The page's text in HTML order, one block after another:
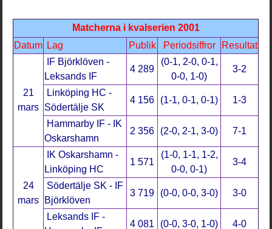
Matcherna i kvalserien 2001
Datum Lag Publik Periodsiffror Resultat
21
mars
IF Björklöven -
Leksands IF
4 289
(0-1, 2-0, 0-1,
0-0, 1-0)
3-2
Linköping HC -
Södertälje SK
4 156 (1-1, 0-1, 0-1) 1-3
Hammarby IF - IK
Oskarshamn
2 356 (2-0, 2-1, 3-0) 7-1
24
mars
IK Oskarshamn -
Linköping HC
1 571
(1-0, 1-1, 1-2,
0-0, 0-1)
3-4
Södertälje SK - IF
Björklöven
3 719 (0-0, 0-0, 3-0) 3-0
Leksands IF -
4 081 (0-0, 3-0, 1-0) 4-0